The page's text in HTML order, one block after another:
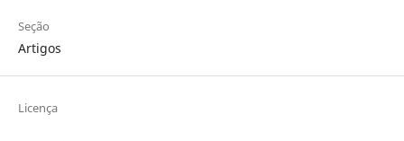
Seção
Artigos
Licença